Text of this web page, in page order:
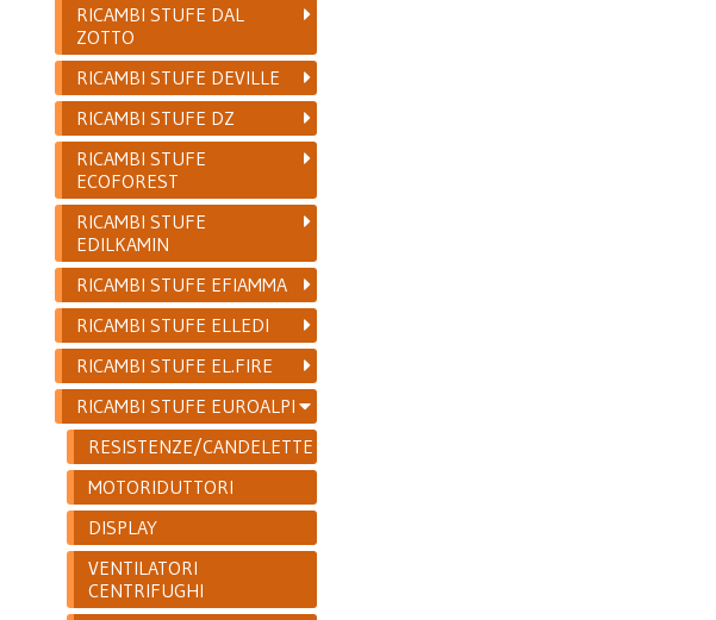
RICAMBI STUFE DAL
ZOTTO
RICAMBI STUFE DEVILLE
RICAMBI STUFE DZ
RICAMBI STUFE
ECOFOREST
RICAMBI STUFE
EDILKAMIN
RICAMBI STUFE EFIAMMA
RICAMBI STUFE ELLEDI
RICAMBI STUFE EL.FIRE
RICAMBI STUFE EUROALPI
RESISTENZE/CANDELETTE
MOTORIDUTTORI
DISPLAY
VENTILATORI
CENTRIFUGHI